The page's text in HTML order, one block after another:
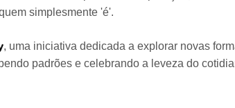
simplesmente 'é'.
, uma iniciativa dedicada a explorar novas
padrões e celebrando a leveza do